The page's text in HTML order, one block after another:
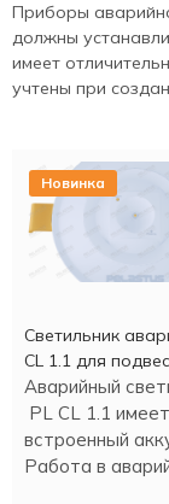
Приборы
должны
имеет
учтены при
Новинка
Светильник
CL 1.1 для
потолков
Аварийный
PL CL 1.1 имеет
встроенный
Работа в